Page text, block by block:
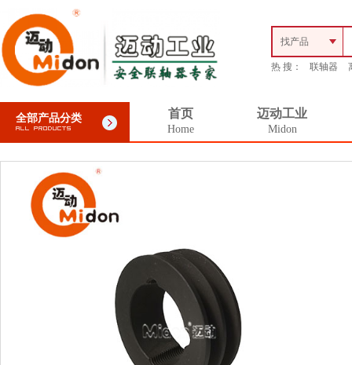
找产品
热 搜： 联轴器
全部产品分类 首页
Home
迈动工业
Midon